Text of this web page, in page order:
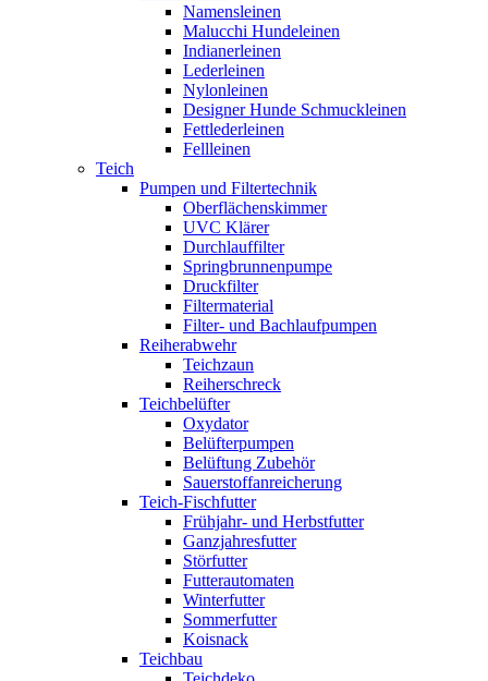
Namensleinen
Malucchi Hundeleinen
Indianerleinen
Lederleinen
Nylonleinen
Designer Hunde Schmuckleinen
Fettlederleinen
Fellleinen
Teich
Pumpen und Filtertechnik
Oberflächenskimmer
UVC Klärer
Durchlauffilter
Springbrunnenpumpe
Druckfilter
Filtermaterial
Filter- und Bachlaufpumpen
Reiherabwehr
Teichzaun
Reiherschreck
Teichbelüfter
Oxydator
Belüfterpumpen
Belüftung Zubehör
Sauerstoffanreicherung
Teich-Fischfutter
Frühjahr- und Herbstfutter
Ganzjahresfutter
Störfutter
Futterautomaten
Winterfutter
Sommerfutter
Koisnack
Teichbau